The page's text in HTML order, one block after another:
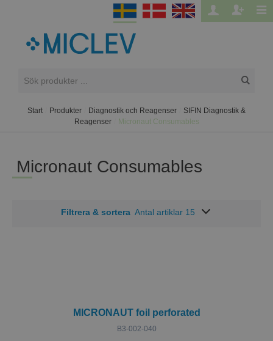
Start Produkter Diagnostik och Reagenser
SIFIN Diagnostik &
Reagenser
Micronaut Consumables
Micronaut Consumables
Filtrera & sortera Antal artiklar 15
MICRONAUT foil perforated
B3-002-040